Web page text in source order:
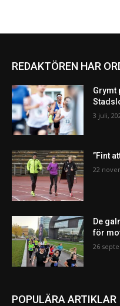
REDAKTÖREN HAR
Grymt
3 juli,
”Fint
22
De
för
26
POPULÄRA ARTIKLAR